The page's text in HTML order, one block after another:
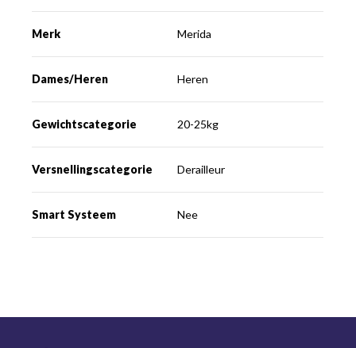
Merk Merida
Dames/Heren Heren
Gewichtscategorie 20-25kg
Versnellingscategorie Derailleur
Smart Systeem Nee